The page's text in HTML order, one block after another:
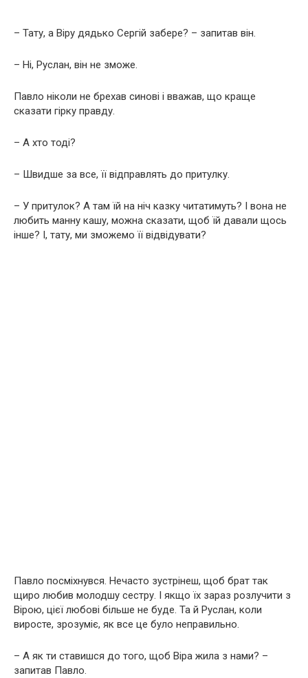
– Тату, а Віру дядько Сергій забере? – запитав він.
– Ні, Руслан, він не зможе.
Павло ніколи не брехав синові і вважав, що краще
сказати гірку правду.
– А хто тоді?
– Швидше за все, її відправлять до притулку.
– У притулок? А там їй на ніч казку читатимуть? І вона не
любить манну кашу, можна сказати, щоб їй давали щось
інше? І, тату, ми зможемо її відвідувати?
Павло посміхнувся. Нечасто зустрінеш, щоб брат так
щиро любив молодшу сестру. І якщо їх зараз розлучити з
Вірою, цієї любові більше не буде. Та й Руслан, коли
виросте, зрозуміє, як все це було неправильно.
– А як ти ставишся до того, щоб Віра жила з нами? –
запитав Павло.